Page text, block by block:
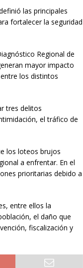
las principales
fortalecer la seguridad
Regional de
mayor impacto
los distintos
tres delitos
el tráfico de
los loteos brujos
a enfrentar. En el
prioritarias debido a
entre ellos la
el daño que
fiscalización y